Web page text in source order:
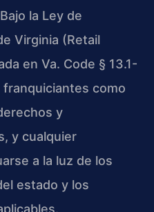
la Ley de
Virginia (Retail
en Va. Code § 13.1-
como
y
y cualquier
a la luz de los
estado y los